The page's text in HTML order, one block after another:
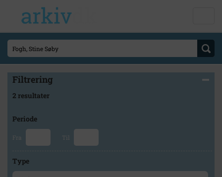
Filtrering
2 resultater
Periode
Fra Til
Type